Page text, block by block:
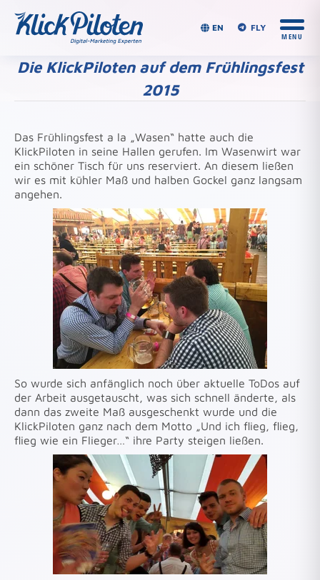
EN FLY
Die KlickPiloten auf dem Frühlingsfest
2015
Das Frühlingsfest a la „Wasen“ hatte auch die
KlickPiloten in seine Hallen gerufen. Im Wasenwirt war
ein schöner Tisch für uns reserviert. An diesem ließen
wir es mit kühler Maß und halben Gockel ganz langsam
angehen.
So wurde sich anfänglich noch über aktuelle ToDos auf
der Arbeit ausgetauscht, was sich schnell änderte, als
dann das zweite Maß ausgeschenkt wurde und die
KlickPiloten ganz nach dem Motto „Und ich flieg, flieg,
flieg wie ein Flieger…“ ihre Party steigen ließen.